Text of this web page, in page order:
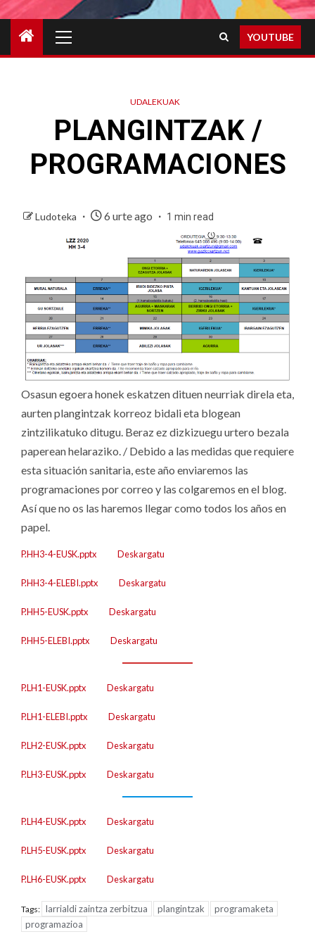
Menu
YOUTUBE
UDALEKUAK
PLANGINTZAK /
PROGRAMACIONES
Ludoteka 6 urte ago 1 min read
Osasun egoera honek eskatzen dituen neurriak direla eta,
aurten plangintzak korreoz bidali eta blogean
zintzilikatuko ditugu. Beraz ez dizkizuegu urtero bezala
paperean helaraziko. / Debido a las medidas que requiere
esta situación sanitaria, este año enviaremos las
programaciones por correo y las colgaremos en el blog.
Así que no os las haremos llegar como todos los años en
papel.
P.HH3-4-EUSK.pptx Deskargatu
P.HH3-4-ELEBI.pptx Deskargatu
P.HH5-EUSK.pptx Deskargatu
P.HH5-ELEBI.pptx Deskargatu
P.LH1-EUSK.pptx Deskargatu
P.LH1-ELEBI.pptx Deskargatu
P.LH2-EUSK.pptx Deskargatu
P.LH3-EUSK.pptx Deskargatu
P.LH4-EUSK.pptx Deskargatu
P.LH5-EUSK.pptx Deskargatu
P.LH6-EUSK.pptx Deskargatu
Tags: larrialdi zaintza zerbitzua plangintzak
programaketa
programazioa